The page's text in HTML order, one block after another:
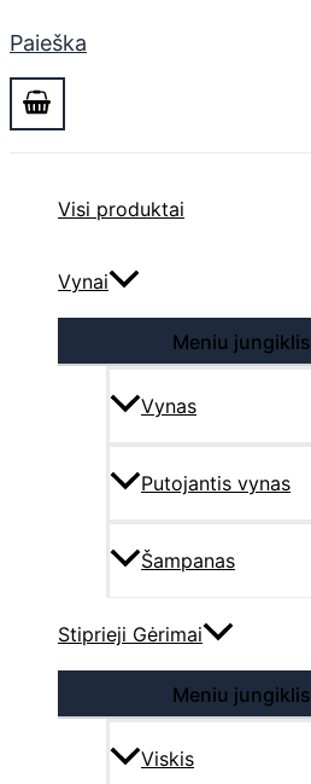
Paieška
Visi produktai
Vynai
Meniu jungiklis
Vynas
Putojantis vynas
Šampanas
Stiprieji Gėrimai
Meniu jungiklis
Viskis